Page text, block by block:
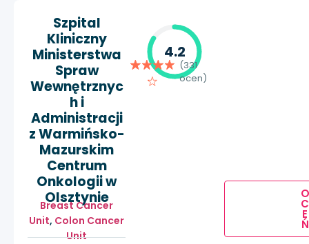
Szpital
Kliniczny
Ministerstwa
Spraw
Wewnętrznyc
h i
Administracji
z Warmińsko-
Mazurskim
Centrum
Onkologii w
Olsztynie
Breast Cancer
Unit, Colon Cancer
Unit
4.2
(331
ocen)
O
C
E
Ń